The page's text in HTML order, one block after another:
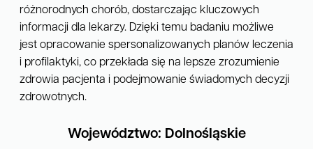
różnorodnych chorób, dostarczając kluczowych
informacji dla lekarzy. Dzięki temu badaniu możliwe
jest opracowanie spersonalizowanych planów leczenia
i profilaktyki, co przekłada się na lepsze zrozumienie
zdrowia pacjenta i podejmowanie świadomych decyzji
zdrowotnych.
Województwo: Dolnośląskie